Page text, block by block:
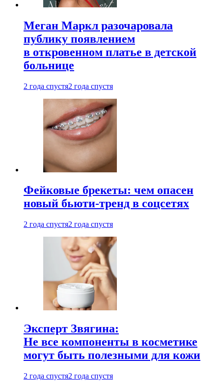
Меган Маркл разочаровала
публику появлением
в откровенном платье в детской
больнице
2 года спустя2 года спустя
Фейковые брекеты: чем опасен
новый бьюти-тренд в соцсетях
2 года спустя2 года спустя
Эксперт Звягина:
Не все компоненты в косметике
могут быть полезными для кожи
2 года спустя2 года спустя